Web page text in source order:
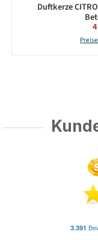
Duftkerze